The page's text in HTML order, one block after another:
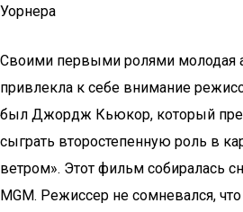
Уорнера
Своими первыми ролями молодая
привлекла к себе внимание
был Джордж Кьюкор, который
сыграть второстепенную роль в
ветром». Этот фильм собиралась
MGM. Режиссер не сомневался,